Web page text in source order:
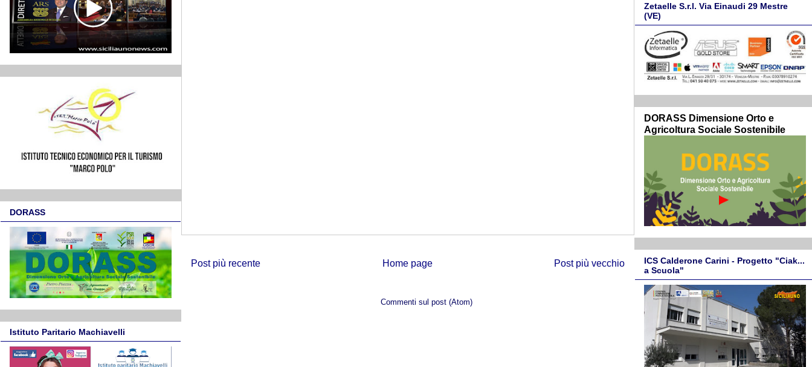
Post più recente Post più vecchio
Home page
Commenti sul post (Atom)
DORASS
Istituto Paritario Machiavelli
Zetaelle S.r.l. Via Einaudi 29 Mestre
(VE)
DORASS Dimensione Orto e
Agricoltura Sociale Sostenibile
ICS Calderone Carini - Progetto "Ciak...
a Scuola"